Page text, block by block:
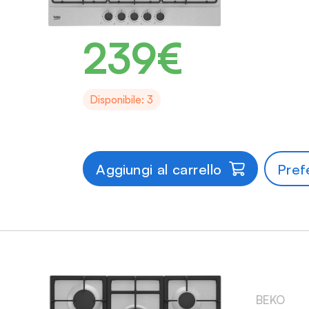
239€
Disponibile: 3
Aggiungi al carrello
BEKO